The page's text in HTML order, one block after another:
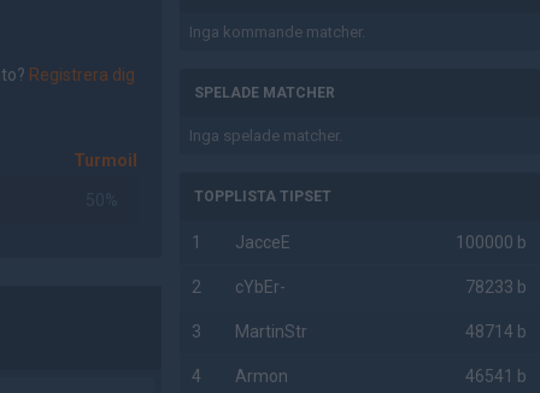
Registrera dig
Turmoil
50%
Inga kommande matcher.
SPELADE MATCHER
Inga spelade matcher.
TOPPLISTA TIPSET
1 JacceE 100000 b
2 cYbEr- 78233 b
3 MartinStr 48714 b
4 Armon 46541 b